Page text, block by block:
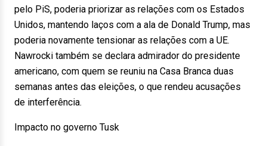
pelo PiS, poderia priorizar as relações com os Estados
Unidos, mantendo laços com a ala de Donald Trump, mas
poderia novamente tensionar as relações com a UE.
Nawrocki também se declara admirador do presidente
americano, com quem se reuniu na Casa Branca duas
semanas antes das eleições, o que rendeu acusações
de interferência.
Impacto no governo Tusk